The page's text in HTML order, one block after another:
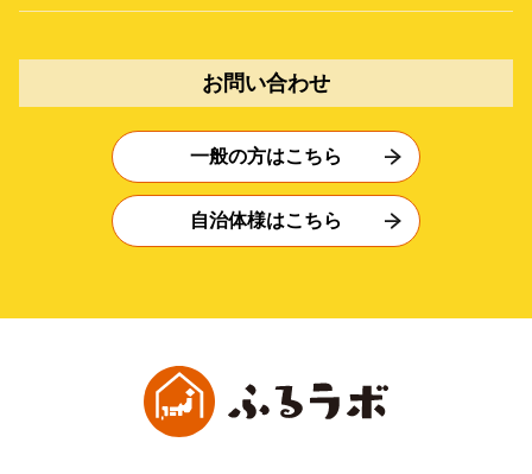
お問い合わせ
一般の方はこちら
自治体様はこちら